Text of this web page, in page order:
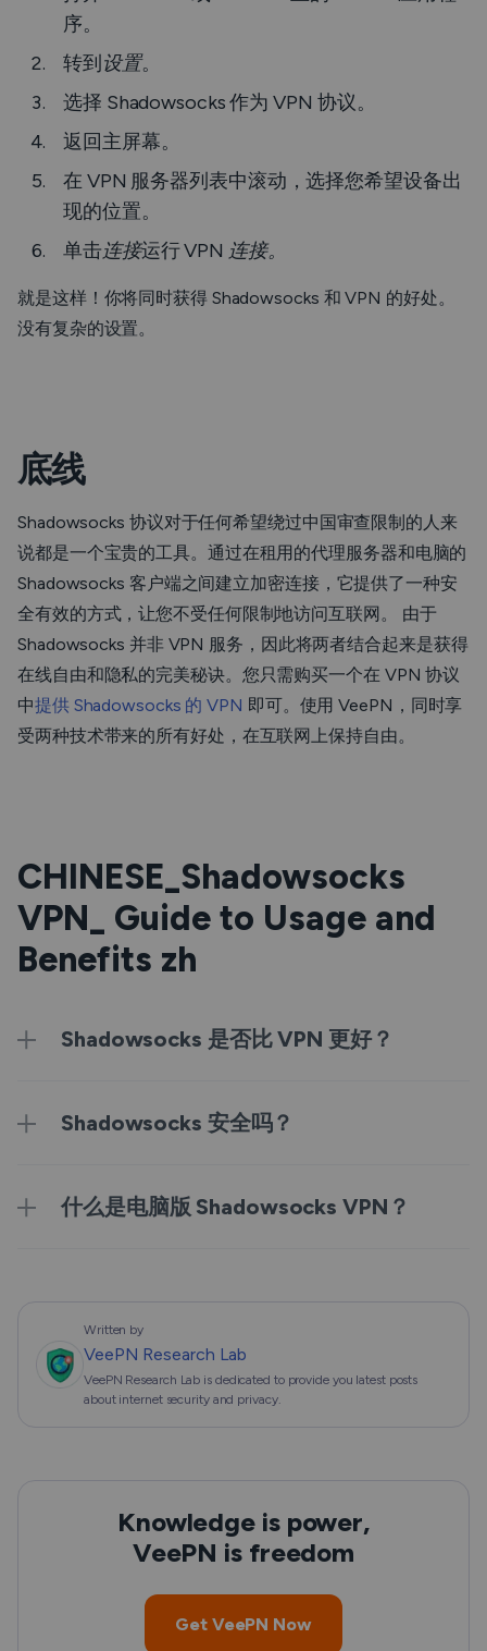
序。
转到 设置。
选择 Shadowsocks 作为 VPN 协议。
返回主屏幕。
在 VPN 服务器列表中滚动，选择您希望设备出
现的位置。
单击连接运行 VPN 连接。
就是这样！你将同时获得 Shadowsocks 和 VPN 的好处。
没有复杂的设置。
底线
Shadowsocks 协议对于任何希望绕过中国审查限制的人来
说都是一个宝贵的工具。通过在租用的代理服务器和电脑的
Shadowsocks 客户端之间建立加密连接，它提供了一种安
全有效的方式，让您不受任何限制地访问互联网。 由于
Shadowsocks 并非 VPN 服务，因此将两者结合起来是获得
在线自由和隐私的完美秘诀。您只需购买一个在 VPN 协议
中提供 Shadowsocks 的 VPN 即可。使用 VeePN，同时享
受两种技术带来的所有好处，在互联网上保持自由。
CHINESE_Shadowsocks
VPN_ Guide to Usage and
Benefits zh
Shadowsocks 是否比 VPN 更好？
Shadowsocks 安全吗？
什么是电脑版 Shadowsocks VPN？
Written by
VeePN Research Lab
VeePN Research Lab is dedicated to provide you latest posts
about internet security and privacy.
Knowledge is power,
VeePN is freedom
Get VeePN Now